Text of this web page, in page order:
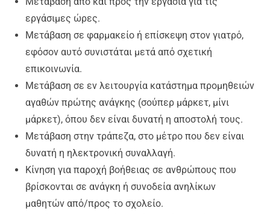
εργάσιμες ώρες.
Μετάβαση σε φαρμακείο ή επίσκεψη στον γιατρό,
εφόσον αυτό συνιστάται μετά από σχετική
επικοινωνία.
Μετάβαση σε εν λειτουργία κατάστημα προμηθειών
αγαθών πρώτης ανάγκης (σούπερ μάρκετ, μίνι
μάρκετ), όπου δεν είναι δυνατή η αποστολή τους.
Μετάβαση στην τράπεζα, στο μέτρο που δεν είναι
δυνατή η ηλεκτρονική συναλλαγή.
Κίνηση για παροχή βοήθειας σε ανθρώπους που
βρίσκονται σε ανάγκη ή συνοδεία ανηλίκων
μαθητών από/προς το σχολείο.